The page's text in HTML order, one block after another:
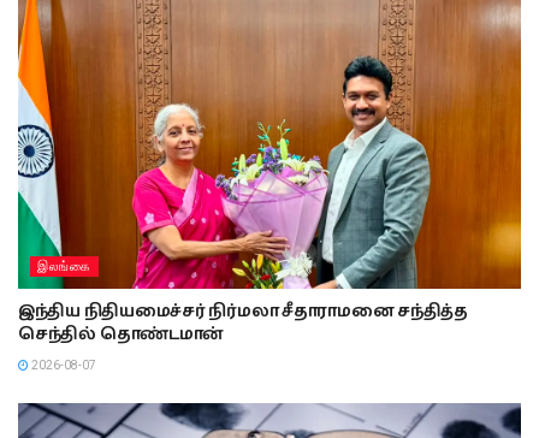
இலங்கை
இந்திய நிதியமைச்சர் நிர்மலா சீதாராமனை சந்தித்த
செந்தில் தொண்டமான்
2026-08-07